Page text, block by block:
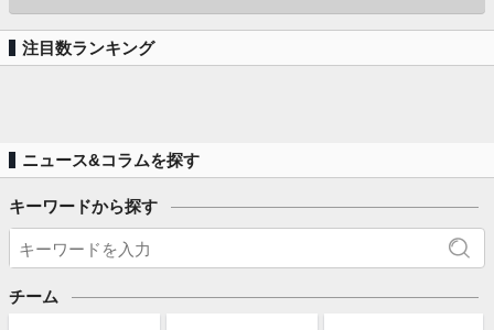
注目数ランキング
ニュース&コラムを探す
キーワードから探す
チーム